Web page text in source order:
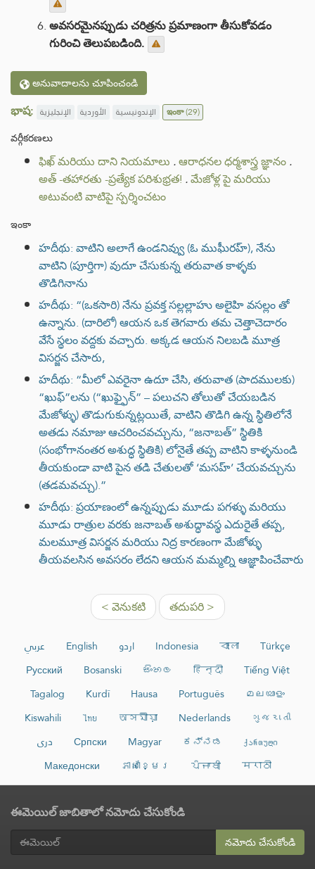
అవసరమైనప్పుడు చరిత్రను ప్రమాణంగా తీసుకోవడం
గురించి తెలుపబడింది.
అనువాదాలను చూపించండి
భాష: الإنجليزية الأوردية الإندونيسية ఇంకా(29)
వర్గీకరణలు
ఫిఖ్ మరియు దాని నియమాలు .ఆరాధనల ధర్మశాస్త్ర జ్ఞానం.
అత్ -తహారతు -ప్రత్యేక పరిశుభ్రత! .మేజోళ్ల పై మరియు
అటువంటి వాటిపై స్పర్శించటం
ఇంకా
హదీథు: వాటిని అలాగే ఉండనివ్వు (ఓ ముఘీరహ్), నేను
వాటిని (పూర్తిగా) వుదూ చేసుకున్న తరువాత కాళ్ళకు
తొడిగినాను
హదీథు: “(ఒకసారి) నేను ప్రవక్త సల్లల్లాహు అలైహి వసల్లం తో
ఉన్నాను. (దారిలో) ఆయన ఒక తెగవారు తమ చెత్తాచెదారం
వేసే స్థలం వద్దకు వచ్చారు. అక్కడ ఆయన నిలబడి మూత్ర
విసర్జన చేసారు,
హదీథు: “మీలో ఎవరైనా ఉదూ చేసి, తరువాత (పాదములకు)
“ఖుఫ్”లను (“ఖుఫ్ఫైన్” – పలుచని తోలుతో చేయబడిన
మేజోళ్ళు) తొడుగుకున్నట్లయితే, వాటిని తొడిగి ఉన్న స్థితిలోనే
అతడు నమాజు ఆచరించవచ్చును, “జనాబత్” స్థితికి
(సంభోగానంతర అశుద్ధ స్థితికి) లోనైతే తప్ప వాటిని కాళ్ళనుండి
తీయకుండా వాటి పైన తడి చేతులతో ‘మసహ్’ చేయవచ్చును
(తడమవచ్చు).”
హదీథు: ప్రయాణంలో ఉన్నప్పుడు మూడు పగళ్ళు మరియు
మూడు రాత్రుల వరకు జనాబత్ అశుద్ధావస్థ ఎదురైతే తప్ప,
మలమూత్ర విసర్జన మరియు నిద్ర కారణంగా మేజోళ్ళు
తీయవలసిన అవసరం లేదని ఆయన మమ్మల్ని ఆజ్ఞాపించేవారు
< వెనుకటి తదుపరి >
عربي English اردو Indonesia বাংলা
Türkçe
Русский
Bosanski සිංහල हिन्दी
Tiếng Việt
Tagalog
Kurdî Hausa Português
മലയാളം
Kiswahili
ไทย অসমীয়া Nederlands
ગુજરાતી
دری
Српски Magyar ಕನ್ನಡ
ქართული
Македонски
ភាសាខ្មែរ ਪੰਜਾਬੀ मराठी
ఈమెయిల్ జాబితాలో నమోదు చేసుకోండి
నమోదు చేసుకోండి